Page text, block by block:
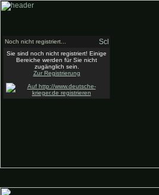
Noch nicht registriert...
Sie sind noch nicht registriert! Einige
Bereiche werden für Sie nicht
zugänglich sein.
Zur Registrierung